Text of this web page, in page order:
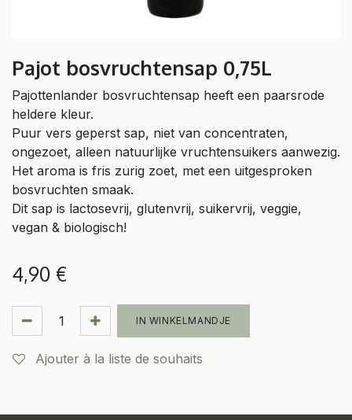
Pajot bosvruchtensap 0,75L
Pajottenlander bosvruchtensap heeft een paarsrode
heldere kleur.
Puur vers geperst sap, niet van concentraten,
ongezoet, alleen natuurlijke vruchtensuikers aanwezig.
Het aroma is fris zurig zoet, met een uitgesproken
bosvruchten smaak.
Dit sap is lactosevrij, glutenvrij, suikervrij, veggie,
vegan & biologisch!
4,90 €
IN WINKELMANDJE
Ajouter à la liste de souhaits